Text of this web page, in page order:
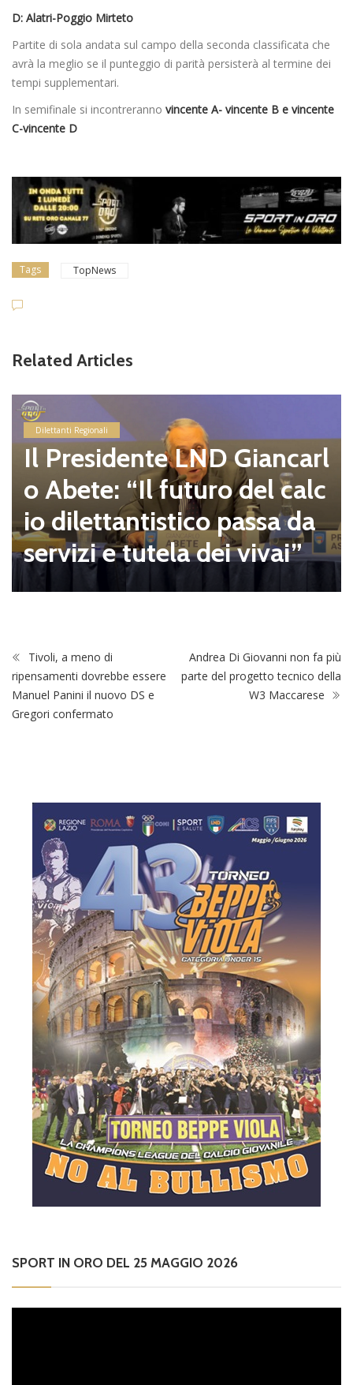
D: Alatri-Poggio Mirteto
Partite di sola andata sul campo della seconda classificata che
avrà la meglio se il punteggio di parità persisterà al termine dei
tempi supplementari.
In semifinale si incontreranno vincente A- vincente B e vincente
C-vincente D
Tags TopNews
Related Articles
Dilettanti Regionali
Il Presidente LND Giancarl
o Abete: “Il futuro del calc
io dilettantistico passa da
servizi e tutela dei vivai”
Tivoli, a meno di
ripensamenti dovrebbe essere
Manuel Panini il nuovo DS e
Gregori confermato
Andrea Di Giovanni non fa più
parte del progetto tecnico della
W3 Maccarese
SPORT IN ORO DEL 25 MAGGIO 2026